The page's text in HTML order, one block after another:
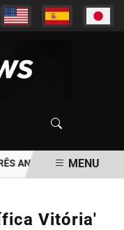
ANOS 7 SINAIS DE
MENU
Vitória'